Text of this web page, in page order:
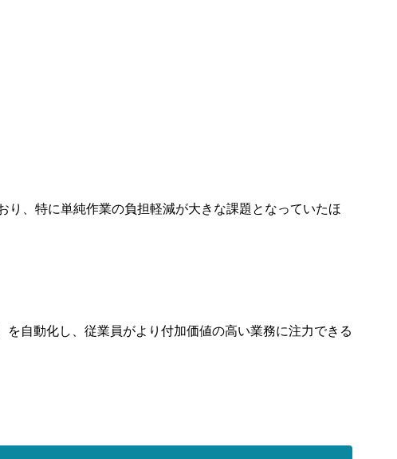
、特に単純作業の負担軽減が大きな課題となっていたほ
自動化し、従業員がより付加価値の高い業務に注力できる